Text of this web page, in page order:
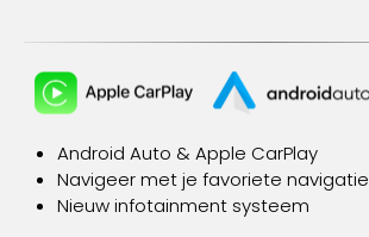
Android Auto & Apple CarPlay
Navigeer met je favoriete navigatie
Nieuw infotainment systeem